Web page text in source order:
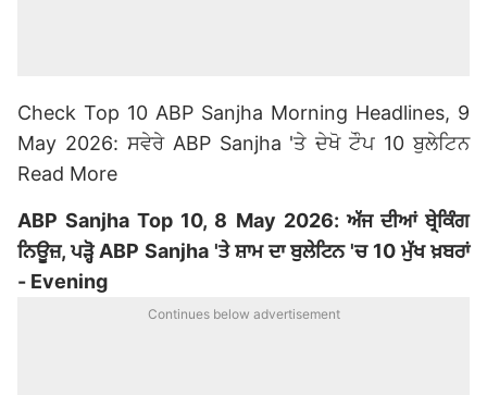
Check Top 10 ABP Sanjha Morning Headlines, 9
May 2026: ਸਵੇਰੇ ABP Sanjha 'ਤੇ ਦੇਖੋ ਟੌਪ 10 ਬੁਲੇਟਿਨ
Read More
ABP Sanjha Top 10, 8 May 2026: ਅੱਜ ਦੀਆਂ ਬ੍ਰੇਕਿੰਗ
ਨਿਊਜ਼, ਪੜ੍ਹੋ ABP Sanjha 'ਤੇ ਸ਼ਾਮ ਦਾ ਬੁਲੇਟਿਨ 'ਚ 10 ਮੁੱਖ ਖ਼ਬਰਾਂ
- Evening
Continues below advertisement